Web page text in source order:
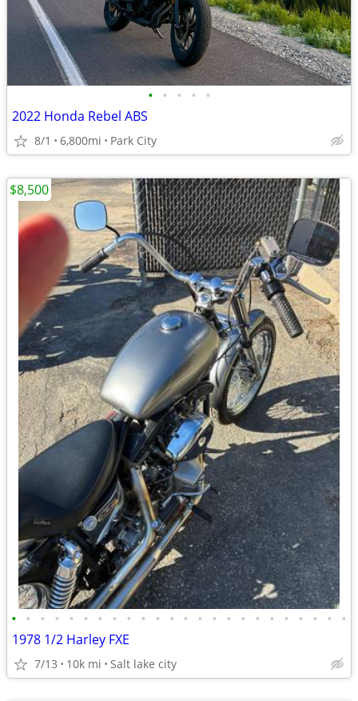
• • • • •
2022 Honda Rebel ABS
8/1 6,800mi Park City
• • • • • • • • • • • • • • • • • • • • • • • •
1978 1/2 Harley FXE
7/13 10k mi Salt lake city
$8,500